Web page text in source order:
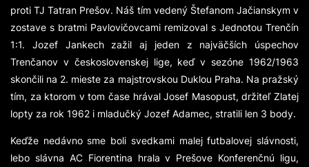
proti TJ Tatran Prešov. Náš tím vedený Štefanom Jačianskym v
zostave s bratmi Pavlovičovcami remizoval s Jednotou Trenčín
1:1. Jozef Jankech zažil aj jeden z najväčších úspechov
Trenčanov v československej lige, keď v sezóne 1962/1963
skončili na 2. mieste za majstrovskou Duklou Praha. Na pražský
tím, za ktorom v tom čase hrával Josef Masopust, držiteľ Zlatej
lopty za rok 1962 i mladučký Jozef Adamec, stratili len 3 body.
Keďže nedávno sme boli svedkami malej futbalovej slávnosti,
lebo slávna AC Fiorentina hrala v Prešove Konferenčnú ligu,